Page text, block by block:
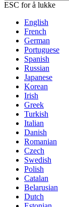
ESC for å lukke
English
French
German
Portuguese
Spanish
Russian
Japanese
Korean
Irish
Greek
Turkish
Italian
Danish
Romanian
Czech
Swedish
Polish
Catalan
Belarusian
Dutch